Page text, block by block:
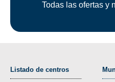
Todas las ofertas y
Listado de centros